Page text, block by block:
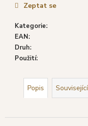
Kategorie:
EAN:
Druh:
Použití:
Zeptat se
Popis
(SLON),
KS
19
Kč
Původně:
29